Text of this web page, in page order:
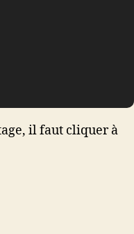
il faut cliquer à